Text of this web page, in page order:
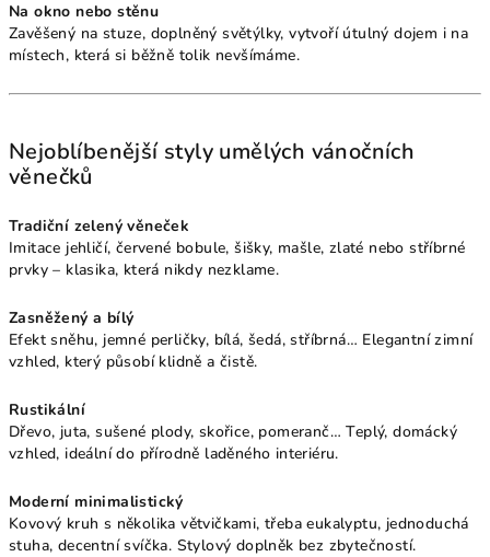
Na okno nebo stěnu
Zavěšený na stuze, doplněný světýlky, vytvoří útulný dojem i na
místech, která si běžně tolik nevšímáme.
Nejoblíbenější styly umělých vánočních
věnečků
Tradiční zelený věneček
Imitace jehličí, červené bobule, šišky, mašle, zlaté nebo stříbrné
prvky – klasika, která nikdy nezklame.
Zasněžený a bílý
Efekt sněhu, jemné perličky, bílá, šedá, stříbrná… Elegantní zimní
vzhled, který působí klidně a čistě.
Rustikální
Dřevo, juta, sušené plody, skořice, pomeranč… Teplý, domácký
vzhled, ideální do přírodně laděného interiéru.
Moderní minimalistický
Kovový kruh s několika větvičkami, třeba eukalyptu, jednoduchá
stuha, decentní svíčka. Stylový doplněk bez zbytečností.